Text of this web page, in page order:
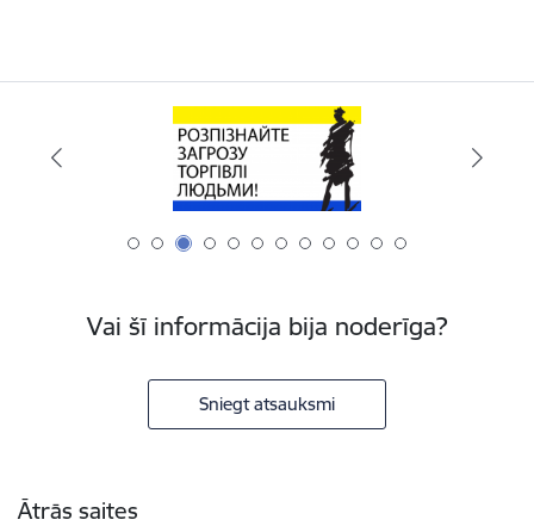
Vai šī informācija bija noderīga?
Sniegt atsauksmi
Ātrās saites